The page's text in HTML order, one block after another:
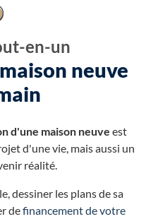
en-un
neuve
d'une maison neuve est
d'une vie, mais aussi un
réalité.
dessiner les plans de sa
definancement de votre